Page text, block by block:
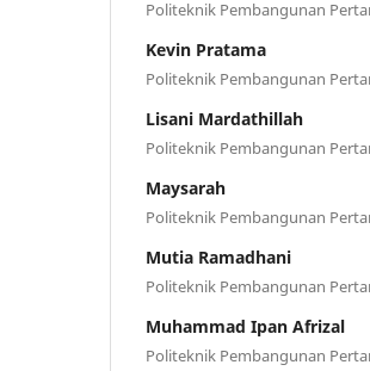
Politeknik Pembangunan
Kevin Pratama
Politeknik Pembangunan
Lisani Mardathillah
Politeknik Pembangunan
Maysarah
Politeknik Pembangunan
Mutia Ramadhani
Politeknik Pembangunan
Muhammad Ipan Afrizal
Politeknik Pembangunan